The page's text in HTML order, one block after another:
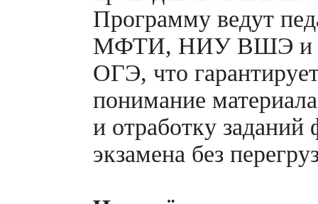
Программу ведут
МФТИ, НИУ ВШЭ и
ОГЭ, что
понимание материала
и отработку заданий
экзамена без